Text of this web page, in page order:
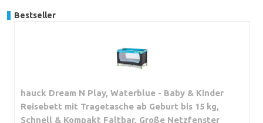
Bestseller
hauck Dream N Play, Waterblue - Baby & Kinder
Reisebett mit Tragetasche ab Geburt bis 15 kg,
Schnell & Kompakt Faltbar, Große Netzfenster